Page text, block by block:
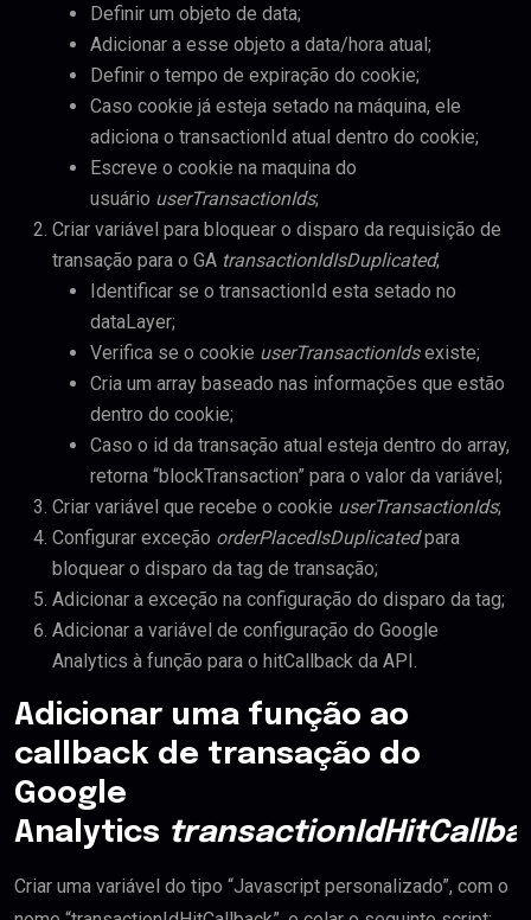
Definir um objeto de data;
Adicionar a esse objeto a data/hora atual;
Definir o tempo de expiração do cookie;
Caso cookie já esteja setado na máquina, ele
adiciona o transactionId atual dentro do cookie;
Escreve o cookie na maquina do
usuário userTransactionIds;
Criar variável para bloquear o disparo da requisição de
transação para o GA transactionIdIsDuplicated;
Identificar se o transactionId esta setado no
dataLayer;
Verifica se o cookie userTransactionIdsexiste;
Cria um array baseado nas informações que estão
dentro do cookie;
Caso o id da transação atual esteja dentro do array,
retorna “blockTransaction” para o valor da variável;
Criar variável que recebe o cookie userTransactionIds;
Configurar exceção orderPlacedIsDuplicatedpara
bloquear o disparo da tag de transação;
Adicionar a exceção na configuração do disparo da tag;
Adicionar a variável de configuração do Google
Analytics à função para o hitCallback da API.
Adicionar uma função ao
callback de transação do
Google
Analytics
Criar uma variável do tipo “Javascript personalizado”, com o